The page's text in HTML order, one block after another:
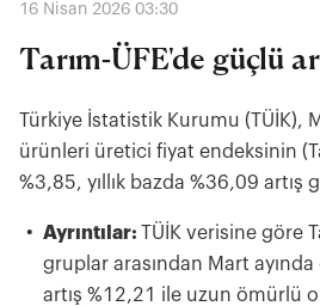
16 Nisan 2026 03:30
Tarım-ÜFE'de güçlü
Türkiye İstatistik Kurumu (TÜİK),
ürünleri üretici fiyat endeksinin
%3,85, yıllık bazda %36,09
Ayrıntılar: TÜİK verisine göre
gruplar arasından Mart ayında
artış %12,21 ile uzun ömürlü